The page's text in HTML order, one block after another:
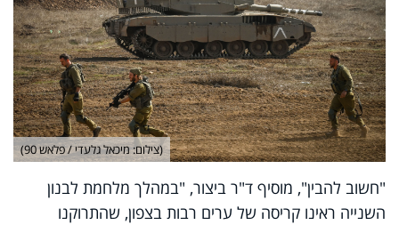
(צילום: מיכאל גלעדי / פלאש 90)
"חשוב להבין", מוסיף ד"ר ביצור, "במהלך מלחמת לבנון
השנייה ראינו קריסה של ערים רבות בצפון, שהתרוקנו